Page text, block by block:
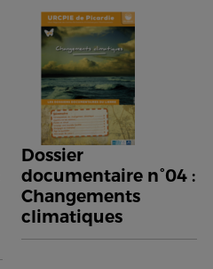
Dossier
documentaire n°04 :
Changements
climatiques